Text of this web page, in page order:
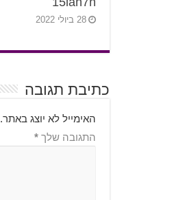
28 ביולי 2022
כתיבת תגובה
האימייל לא יוצג באתר.
התגובה שלך*